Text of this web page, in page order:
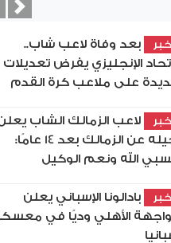
بعد وفاة لاعب شاب..
الإنجليزي يفرض تعديلات
على ملاعب كرة القدم
لاعب الزمالك الشاب
رحيله عن الزمالك بعد 14 عامًا:
الله ونعم الوكيل
بادالونا الإسباني يعلن
الأهلي وديًا في